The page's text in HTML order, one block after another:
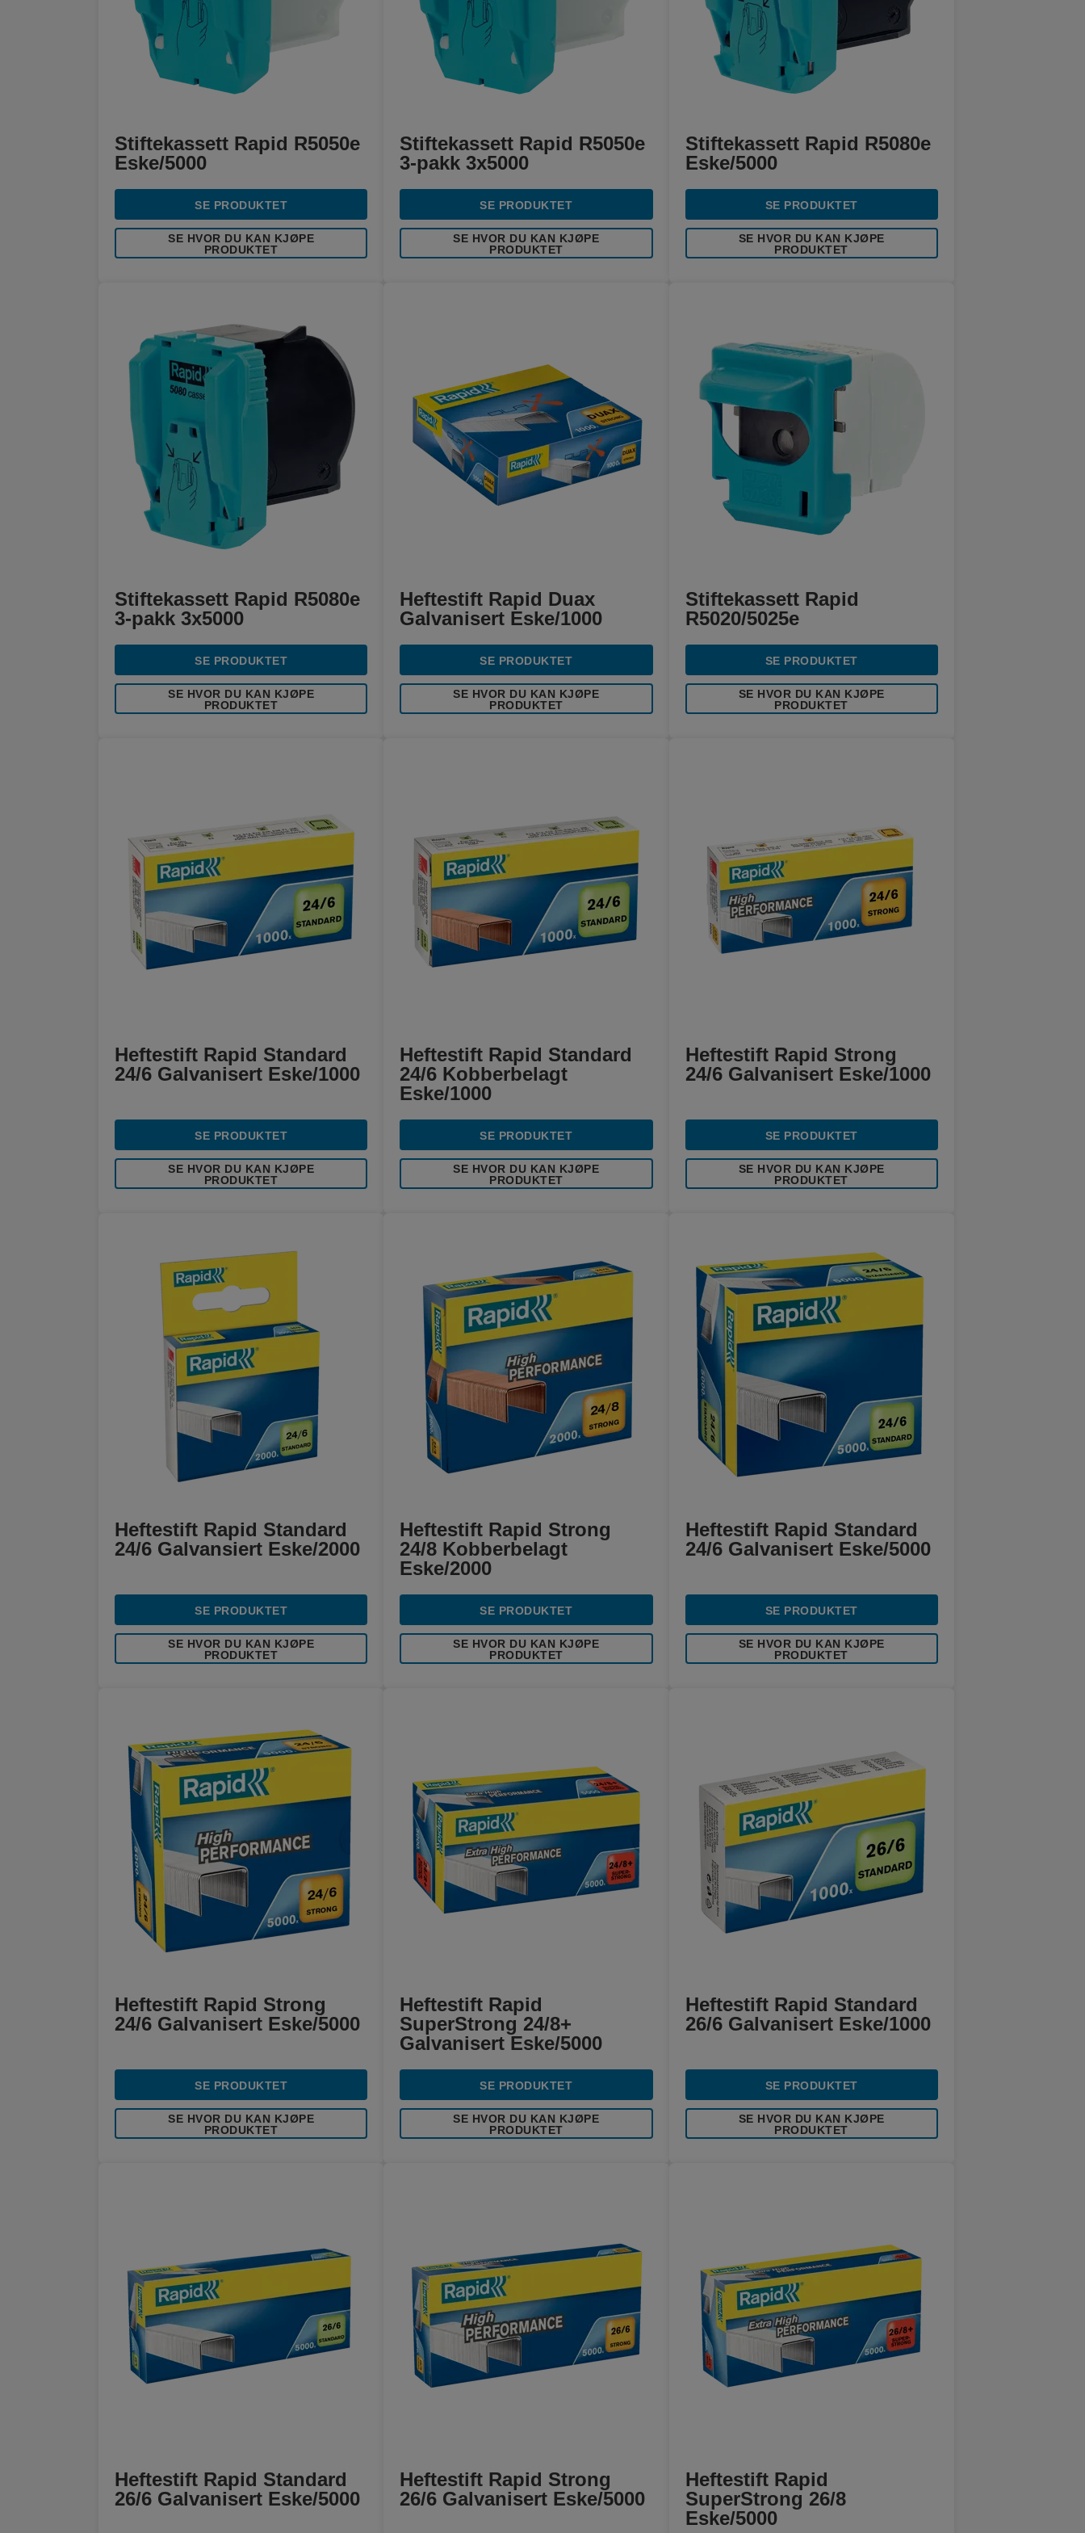
Stiftekassett Rapid R5050e
Eske/5000
SE PRODUKTET
SE HVOR DU KAN KJØPE
PRODUKTET
Stiftekassett Rapid R5050e
3-pakk 3x5000
SE PRODUKTET
SE HVOR DU KAN KJØPE
PRODUKTET
Stiftekassett Rapid R5080e
Eske/5000
SE PRODUKTET
SE HVOR DU KAN KJØPE
PRODUKTET
Stiftekassett Rapid R5080e
3-pakk 3x5000
SE PRODUKTET
SE HVOR DU KAN KJØPE
PRODUKTET
Heftestift Rapid Duax
Galvanisert Eske/1000
SE PRODUKTET
SE HVOR DU KAN KJØPE
PRODUKTET
Stiftekassett Rapid
R5020/5025e
SE PRODUKTET
SE HVOR DU KAN KJØPE
PRODUKTET
Heftestift Rapid Standard
24/6 Galvanisert Eske/1000
SE PRODUKTET
SE HVOR DU KAN KJØPE
PRODUKTET
Heftestift Rapid Standard
24/6 Kobberbelagt
Eske/1000
SE PRODUKTET
SE HVOR DU KAN KJØPE
PRODUKTET
Heftestift Rapid Strong
24/6 Galvanisert Eske/1000
SE PRODUKTET
SE HVOR DU KAN KJØPE
PRODUKTET
Heftestift Rapid Standard
24/6 Galvansiert Eske/2000
SE PRODUKTET
SE HVOR DU KAN KJØPE
PRODUKTET
Heftestift Rapid Strong
24/8 Kobberbelagt
Eske/2000
SE PRODUKTET
SE HVOR DU KAN KJØPE
PRODUKTET
Heftestift Rapid Standard
24/6 Galvanisert Eske/5000
SE PRODUKTET
SE HVOR DU KAN KJØPE
PRODUKTET
Heftestift Rapid Strong
24/6 Galvanisert Eske/5000
SE PRODUKTET
SE HVOR DU KAN KJØPE
PRODUKTET
Heftestift Rapid
SuperStrong 24/8+
Galvanisert Eske/5000
SE PRODUKTET
SE HVOR DU KAN KJØPE
PRODUKTET
Heftestift Rapid Standard
26/6 Galvanisert Eske/1000
SE PRODUKTET
SE HVOR DU KAN KJØPE
PRODUKTET
Heftestift Rapid Standard
26/6 Galvanisert Eske/5000
Heftestift Rapid Strong
26/6 Galvanisert Eske/5000
Heftestift Rapid
SuperStrong 26/8
Eske/5000